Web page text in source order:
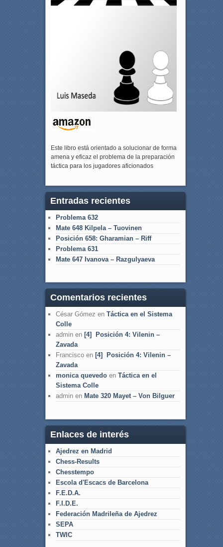
Este libro está orientado a solucionar de forma
amena y eficaz el problema de la preparación
táctica para los jugadores aficionados
Entradas recientes
Problema 632
Mate 648 Kilpela – Tuovinen
Posición 658: Gharamian – Riff
Problema 631
Mate 647 Ivanova – Razgulyaeva
Comentarios recientes
César Gómez en Táctica en el Sistema
Colle
adminen [4] Posición 4: Vilenin –
Zavada
Franciscoen [4] Posición 4: Vilenin –
Zavada
monica quevedoen Táctica en el
Sistema Colle
adminen Mate 320 Mayet – Von Bilguer
Enlaces de interés
Ajedrez en Madrid
Chess-Results
Chesstempo
Escola d'Escacs de Barcelona
F.E.D.A.
F.I.D.E.
Federación Madrileña de Ajedrez
SEPA
TWIC